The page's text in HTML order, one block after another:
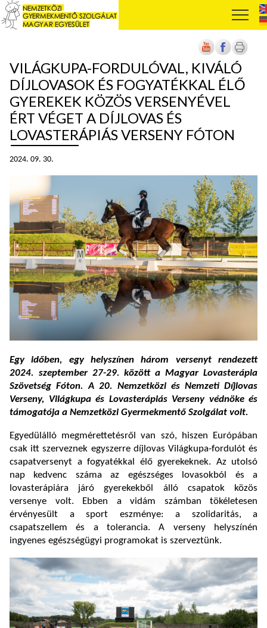
VILÁGKUPA-FORDULÓVAL, KIVÁLÓ
DÍJLOVASOK ÉS FOGYATÉKKAL ÉLŐ
GYEREKEK KÖZÖS VERSENYÉVEL
ÉRT VÉGET A DÍJLOVAS ÉS
LOVASTERÁPIÁS VERSENY FÓTON
2024. 09. 30.
Egy időben, egy helyszínen három versenyt rendezett
2024. szeptember 27-29. között a Magyar Lovasterápia
Szövetség Fóton. A 20. Nemzetközi és Nemzeti Díjlovas
Verseny, Világkupa és Lovasterápiás Verseny védnöke és
támogatója a Nemzetközi Gyermekmentő Szolgálat volt.
Egyedülálló megmérettetésről van szó, hiszen Európában
csak itt szerveznek egyszerre díjlovas Világkupa-fordulót és
csapatversenyt a fogyatékkal élő gyerekeknek. Az utolsó
nap kedvenc száma az egészséges lovasokból és a
lovasterápiára járó gyerekekből álló csapatok közös
versenye volt. Ebben a vidám számban tökéletesen
érvényesült a sport eszménye: a szolidaritás, a
csapatszellem és a tolerancia. A verseny helyszínén
ingyenes egészségügyi programokat is szerveztünk.